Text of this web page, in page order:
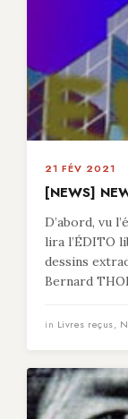
21 FÉV 2021
[NEWS]
D’abord, vu
lira l’ÉDITO
dessins
Bernard
in Livres reçus,